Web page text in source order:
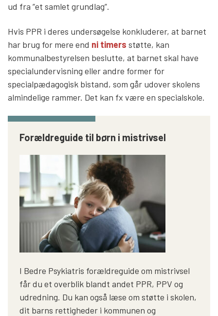
ud fra ”et samlet grundlag”.
Hvis PPR i deres undersøgelse konkluderer, at barnet
har brug for mere end ni timers støtte, kan
kommunalbestyrelsen beslutte, at barnet skal have
specialundervisning eller andre former for
specialpædagogisk bistand, som går udover skolens
almindelige rammer. Det kan fx være en specialskole.
Forældreguide til børn i mistrivsel
I Bedre Psykiatris forældreguide om mistrivsel
får du et overblik blandt andet PPR, PPV og
udredning. Du kan også læse om støtte i skolen,
dit barns rettigheder i kommunen og